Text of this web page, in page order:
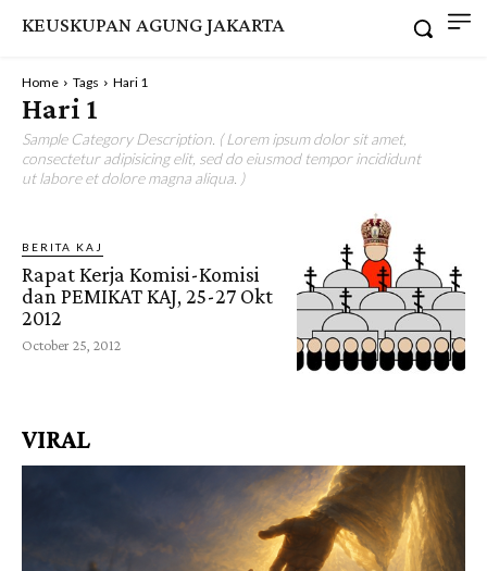
KEUSKUPAN AGUNG JAKARTA
Home Tags Hari 1
Hari 1
Sample Category Description. ( Lorem ipsum dolor sit amet,
consectetur adipisicing elit, sed do eiusmod tempor incididunt
ut labore et dolore magna aliqua. )
BERITA KAJ
Rapat Kerja Komisi-Komisi
dan PEMIKAT KAJ, 25-27 Okt
2012
October 25, 2012
VIRAL